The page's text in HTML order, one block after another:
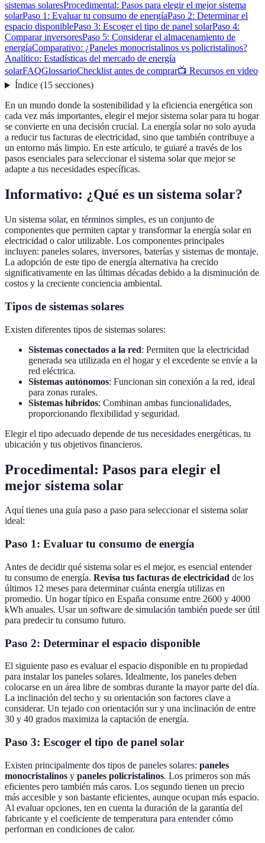
sistemas solaresProcedimental: Pasos para elegir el mejor sistema
solarPaso 1: Evaluar tu consumo de energíaPaso 2: Determinar el
espacio disponiblePaso 3: Escoger el tipo de panel solarPaso 4:
Comparar inversoresPaso 5: Considerar el almacenamiento de
energíaComparativo: ¿Paneles monocristalinos vs policristalinos?
Analítico: Estadísticas del mercado de energía
solarFAQGlossarioChecklist antes de comprar📺 Recursos en video
Índice(15 secciones)
En un mundo donde la sostenibilidad y la eficiencia energética son
cada vez más importantes, elegir el mejor sistema solar para tu hogar
se convierte en una decisión crucial. La energía solar no solo ayuda
a reducir tus facturas de electricidad, sino que también contribuye a
un entorno más limpio. En este artículo, te guiaré a través de los
pasos esenciales para seleccionar el sistema solar que mejor se
adapte a tus necesidades específicas.
Informativo: ¿Qué es un sistema solar?
Un sistema solar, en términos simples, es un conjunto de
componentes que permiten captar y transformar la energía solar en
electricidad o calor utilizable. Los componentes principales
incluyen: paneles solares, inversores, baterías y sistemas de montaje.
La adopción de este tipo de energía alternativa ha crecido
significativamente en las últimas décadas debido a la disminución de
costos y la creciente conciencia ambiental.
Tipos de sistemas solares
Existen diferentes tipos de sistemas solares:
Sistemas conectados a la red: Permiten que la electricidad
generada sea utilizada en el hogar y el excedente se envíe a la
red eléctrica.
Sistemas autónomos: Funcionan sin conexión a la red, ideal
para zonas rurales.
Sistemas híbridos: Combinan ambas funcionalidades,
proporcionando flexibilidad y seguridad.
Elegir el tipo adecuado depende de tus necesidades energéticas, tu
ubicación y tus objetivos financieros.
Procedimental: Pasos para elegir el
mejor sistema solar
Aquí tienes una guía paso a paso para seleccionar el sistema solar
ideal:
Paso 1: Evaluar tu consumo de energía
Antes de decidir qué sistema solar es el mejor, es esencial entender
tu consumo de energía. Revisa tus facturas de electricidad de los
últimos 12 meses para determinar cuánta energía utilizas en
promedio. Un hogar típico en España consume entre 2600 y 4000
kWh anuales. Usar un software de simulación también puede ser útil
para predecir tu consumo futuro.
Paso 2: Determinar el espacio disponible
El siguiente paso es evaluar el espacio disponible en tu propiedad
para instalar los paneles solares. Idealmente, los paneles deben
colocarse en un área libre de sombras durante la mayor parte del día.
La inclinación del techo y su orientación son factores clave a
considerar. Un tejado con orientación sur y una inclinación de entre
30 y 40 grados maximiza la captación de energía.
Paso 3: Escoger el tipo de panel solar
Existen principalmente dos tipos de paneles solares: paneles
monocristalinos y paneles policristalinos. Los primeros son más
eficientes pero también más caros. Los segundo tienen un precio
más accesible y son bastante eficientes, aunque ocupan más espacio.
Al evaluar opciones, ten en cuenta la duración de la garantía del
fabricante y el coeficiente de temperatura para entender cómo
performan en condiciones de calor.